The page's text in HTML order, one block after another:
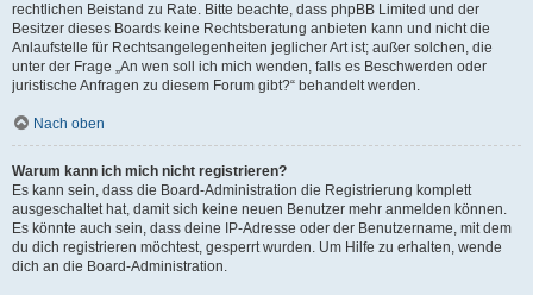
rechtlichen Beistand zu Rate. Bitte beachte, dass phpBB Limited und der
Besitzer dieses Boards keine Rechtsberatung anbieten kann und nicht die
Anlaufstelle für Rechtsangelegenheiten jeglicher Art ist; außer solchen, die
unter der Frage „An wen soll ich mich wenden, falls es Beschwerden oder
juristische Anfragen zu diesem Forum gibt?“ behandelt werden.
Nach oben
Warum kann ich mich nicht registrieren?
Es kann sein, dass die Board-Administration die Registrierung komplett
ausgeschaltet hat, damit sich keine neuen Benutzer mehr anmelden können.
Es könnte auch sein, dass deine IP-Adresse oder der Benutzername, mit dem
du dich registrieren möchtest, gesperrt wurden. Um Hilfe zu erhalten, wende
dich an die Board-Administration.